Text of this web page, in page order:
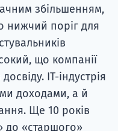
збільшенням,
нижчий поріг для
що компанії
ІТ-індустрія
доходами, а й
Ще 10 років
до «старшого»